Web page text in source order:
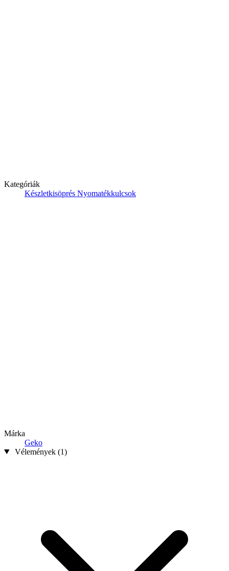
Kategóriák
Készletkisöprés Nyomatékkulcsok
Márka
Geko
Vélemények (1)